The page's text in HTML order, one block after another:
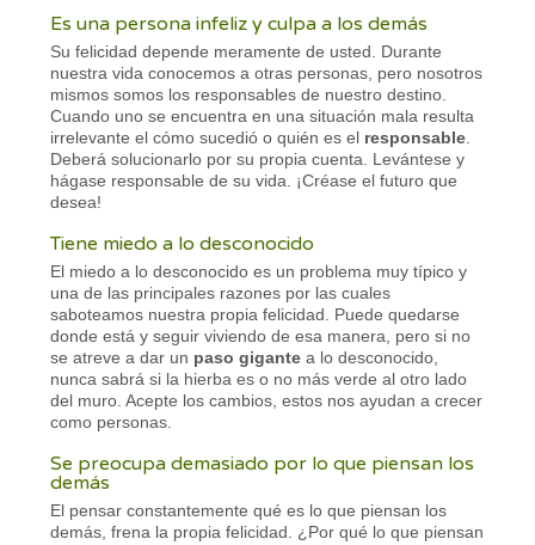
Es una persona infeliz y culpa a los demás
Su felicidad depende meramente de usted. Durante
nuestra vida conocemos a otras personas, pero nosotros
mismos somos los responsables de nuestro destino.
Cuando uno se encuentra en una situación mala resulta
irrelevante el cómo sucedió o quién es el responsable
Deberá solucionarlo por su propia cuenta. Levántese y
hágase responsable de su vida. ¡Créase el futuro que
desea!
Tiene miedo a lo desconocido
El miedo a lo desconocido es un problema muy típico y
una de las principales razones por las cuales
saboteamos nuestra propia felicidad. Puede quedarse
donde está y seguir viviendo de esa manera, pero si no
se atreve a dar un paso gigante a lo desconocido,
nunca sabrá si la hierba es o no más verde al otro lado
del muro. Acepte los cambios, estos nos ayudan a crecer
como personas.
Se preocupa demasiado por lo que piensan los
demás
El pensar constantemente qué es lo que piensan los
demás, frena la propia felicidad. ¿Por qué lo que piensan